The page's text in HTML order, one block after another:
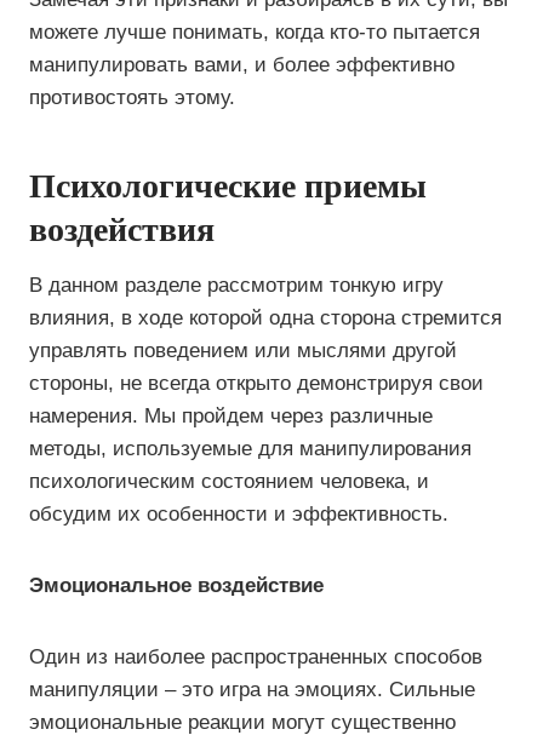
можете лучше понимать, когда кто-то пытается
манипулировать вами, и более эффективно
противостоять этому.
Психологические приемы
воздействия
В данном разделе рассмотрим тонкую игру
влияния, в ходе которой одна сторона стремится
управлять поведением или мыслями другой
стороны, не всегда открыто демонстрируя свои
намерения. Мы пройдем через различные
методы, используемые для манипулирования
психологическим состоянием человека, и
обсудим их особенности и эффективность.
Эмоциональное воздействие
Один из наиболее распространенных способов
манипуляции – это игра на эмоциях. Сильные
эмоциональные реакции могут существенно